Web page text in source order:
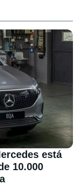
está
10.000